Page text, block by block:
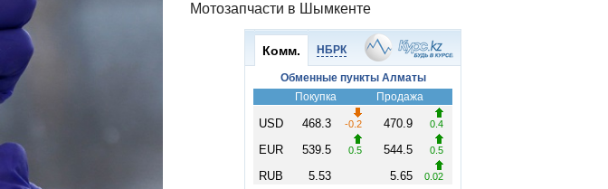
Мотозапчасти в Шымкенте